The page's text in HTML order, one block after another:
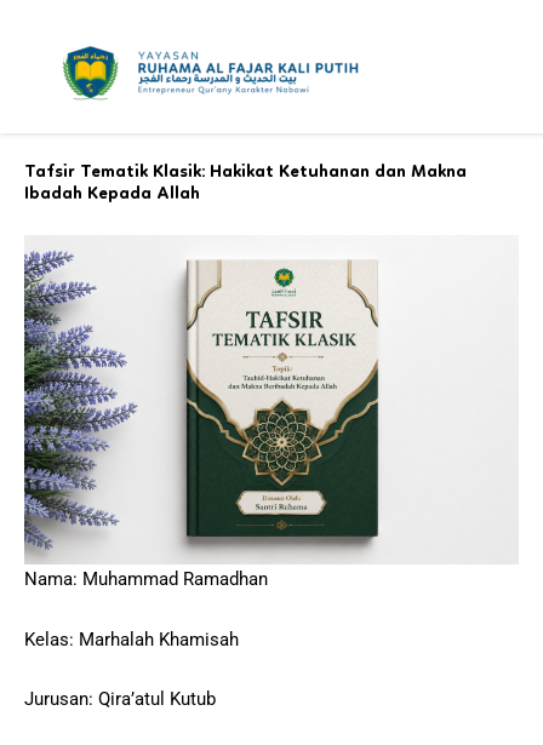
Tafsir Tematik Klasik: Hakikat Ketuhanan dan Makna
Ibadah Kepada Allah
Nama: Muhammad Ramadhan
Kelas: Marhalah Khamisah
Jurusan: Qira’atul Kutub